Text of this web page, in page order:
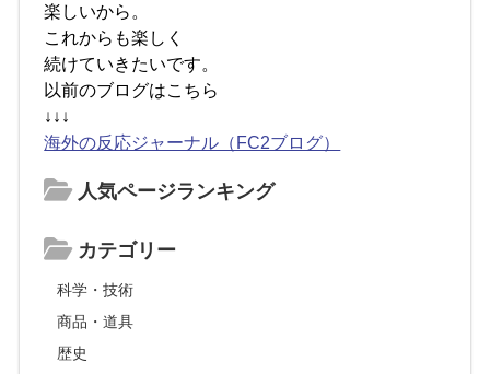
楽しいから。
これからも楽しく
続けていきたいです。
以前のブログはこちら
↓↓↓
海外の反応ジャーナル（FC2ブログ）
人気ページランキング
カテゴリー
科学・技術
商品・道具
歴史